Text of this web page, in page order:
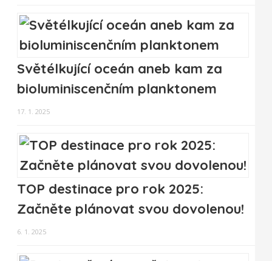
Světélkující oceán aneb kam za
bioluminiscenčním planktonem
17. 1. 2025
TOP destinace pro rok 2025:
Začněte plánovat svou dovolenou!
6. 1. 2025